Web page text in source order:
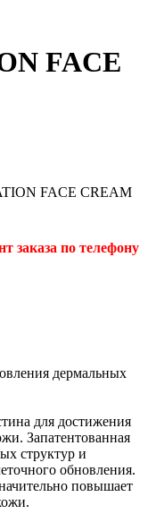
FACE
FACE CREAM
заказа по телефону
дермальных
для достижения
Запатентованная
структур и
обновления.
повышает